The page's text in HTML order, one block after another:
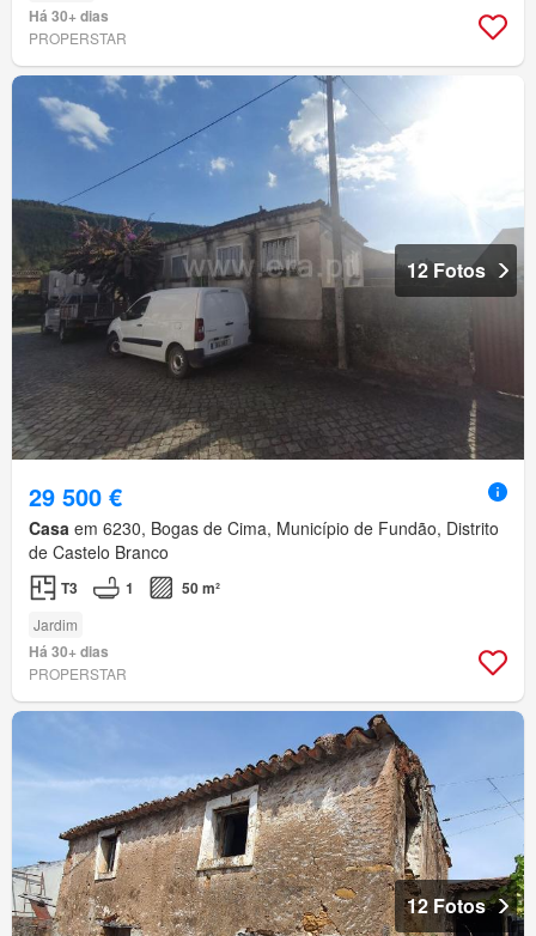
Há 30+ dias
PROPERSTAR
12 Fotos
29 500 €
Casa em 6230, Bogas de Cima, Município de Fundão, Distrito
de Castelo Branco
T3 1 50 m²
Jardim
Há 30+ dias
PROPERSTAR
12 Fotos